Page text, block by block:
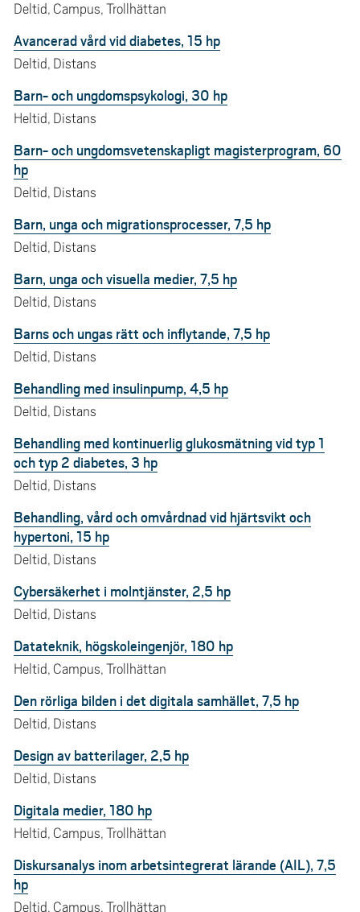
Deltid, Campus, Trollhättan
Avancerad vård vid diabetes, 15 hp
Deltid, Distans
Barn- och ungdomspsykologi, 30 hp
Heltid, Distans
Barn- och ungdomsvetenskapligt magisterprogram, 60
hp
Deltid, Distans
Barn, unga och migrationsprocesser, 7,5 hp
Deltid, Distans
Barn, unga och visuella medier, 7,5 hp
Deltid, Distans
Barns och ungas rätt och inflytande, 7,5 hp
Deltid, Distans
Behandling med insulinpump, 4,5 hp
Deltid, Distans
Behandling med kontinuerlig glukosmätning vid typ 1
och typ 2 diabetes, 3 hp
Deltid, Distans
Behandling, vård och omvårdnad vid hjärtsvikt och
hypertoni, 15 hp
Deltid, Distans
Cybersäkerhet i molntjänster, 2,5 hp
Deltid, Distans
Datateknik, högskoleingenjör, 180 hp
Heltid, Campus, Trollhättan
Den rörliga bilden i det digitala samhället, 7,5 hp
Deltid, Distans
Design av batterilager, 2,5 hp
Deltid, Distans
Digitala medier, 180 hp
Heltid, Campus, Trollhättan
Diskursanalys inom arbetsintegrerat lärande (AIL), 7,5
hp
Deltid, Campus, Trollhättan